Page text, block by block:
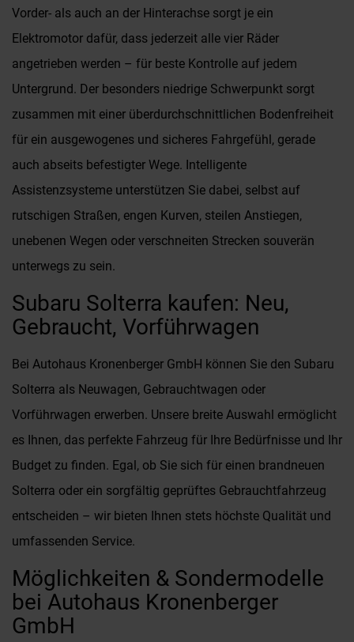
Vorder- als auch an der Hinterachse sorgt je ein
Elektromotor dafür, dass jederzeit alle vier Räder
angetrieben werden – für beste Kontrolle auf jedem
Untergrund. Der besonders niedrige Schwerpunkt sorgt
zusammen mit einer überdurchschnittlichen Bodenfreiheit
für ein ausgewogenes und sicheres Fahrgefühl, gerade
auch abseits befestigter Wege. Intelligente
Assistenzsysteme unterstützen Sie dabei, selbst auf
rutschigen Straßen, engen Kurven, steilen Anstiegen,
unebenen Wegen oder verschneiten Strecken souverän
unterwegs zu sein.
Subaru Solterra kaufen: Neu,
Gebraucht, Vorführwagen
Bei Autohaus Kronenberger GmbH können Sie den Subaru
Solterra als Neuwagen, Gebrauchtwagen oder
Vorführwagen erwerben. Unsere breite Auswahl ermöglicht
es Ihnen, das perfekte Fahrzeug für Ihre Bedürfnisse und Ihr
Budget zu finden. Egal, ob Sie sich für einen brandneuen
Solterra oder ein sorgfältig geprüftes Gebrauchtfahrzeug
entscheiden – wir bieten Ihnen stets höchste Qualität und
umfassenden Service.
Möglichkeiten & Sondermodelle
bei Autohaus Kronenberger
GmbH